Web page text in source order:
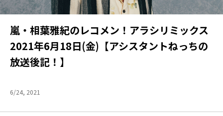
嵐・相葉雅紀のレコメン！アラシリミックス
2021年6月18日(金)【アシスタントねっちの
放送後記！】
6/24, 2021